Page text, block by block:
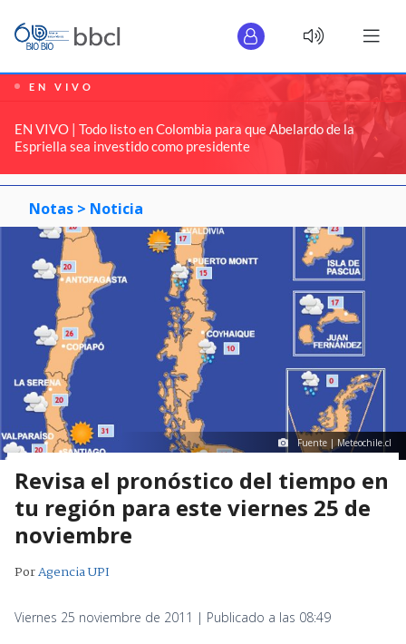
EN VIVO
EN VIVO | Todo listo en Colombia para que Abelardo de la
Espriella sea investido como presidente
Notas > Noticia
Fuente | Meteochile.cl
Revisa el pronóstico del tiempo en
tu región para este viernes 25 de
noviembre
PorAgencia UPI
Viernes 25 noviembre de 2011 | Publicado a las 08:49